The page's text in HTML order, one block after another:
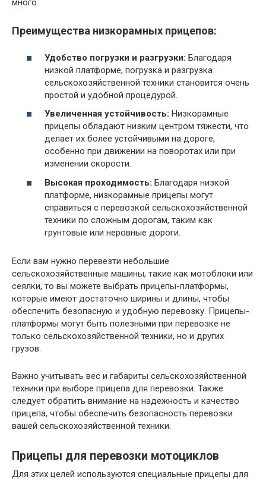
много.
Преимущества низкорамных прицепов:
Удобство погрузки и разгрузки: Благодаря
низкой платформе, погрузка и разгрузка
сельскохозяйственной техники становится очень
простой и удобной процедурой.
Увеличенная устойчивость: Низкорамные
прицепы обладают низким центром тяжести, что
делает их более устойчивыми на дороге,
особенно при движении на поворотах или при
изменении скорости.
Высокая проходимость: Благодаря низкой
платформе, низкорамные прицепы могут
справиться с перевозкой сельскохозяйственной
техники по сложным дорогам, таким как
грунтовые или неровные дороги.
Если вам нужно перевезти небольшие
сельскохозяйственные машины, такие как мотоблоки или
сеялки, то вы можете выбрать прицепы-платформы,
которые имеют достаточно ширины и длины, чтобы
обеспечить безопасную и удобную перевозку. Прицепы-
платформы могут быть полезными при перевозке не
только сельскохозяйственной техники, но и других
грузов.
Важно учитывать вес и габариты сельскохозяйственной
техники при выборе прицепа для перевозки. Также
следует обратить внимание на надежность и качество
прицепа, чтобы обеспечить безопасность перевозки
вашей сельскохозяйственной техники.
Прицепы для перевозки мотоциклов
Для этих целей используются специальные прицепы для